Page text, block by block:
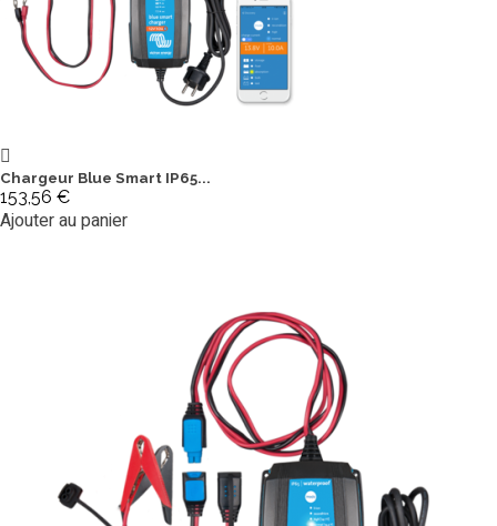
Chargeur Blue Smart IP65...
153,56 €
Ajouter au panier